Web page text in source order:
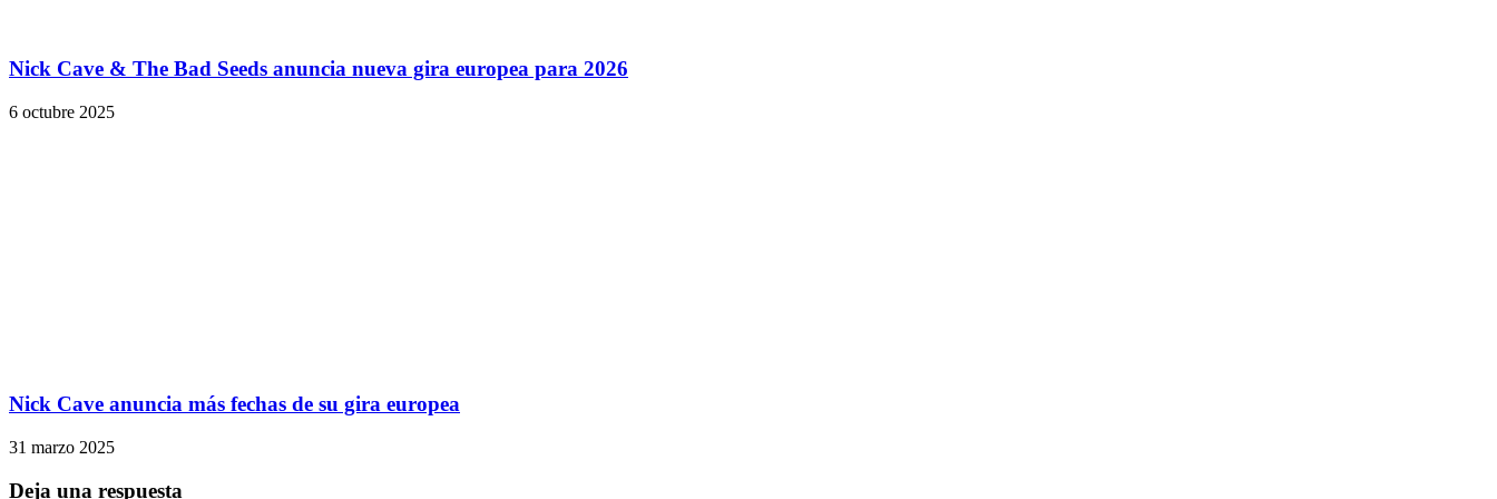
Nick Cave & The Bad Seeds anuncia nueva gira europea para 2026
6 octubre 2025
Nick Cave anuncia más fechas de su gira europea
31 marzo 2025
Deja una respuesta